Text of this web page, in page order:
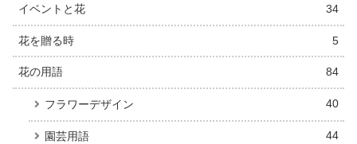
イベントと花 34
花を贈る時 5
花の用語 84
フラワーデザイン 40
園芸用語 44